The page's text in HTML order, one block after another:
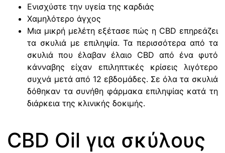
Ενισχύστε την υγεία της καρδιάς
Χαμηλότερο άγχος
Μια μικρή μελέτη εξέτασε πώς η CBD επηρεάζει
τα σκυλιά με επιληψία. Τα περισσότερα από τα
σκυλιά που έλαβαν έλαιο CBD από ένα φυτό
κάνναβης είχαν επιληπτικές κρίσεις λιγότερο
συχνά μετά από 12 εβδομάδες. Σε όλα τα σκυλιά
δόθηκαν τα συνήθη φάρμακα επιληψίας κατά τη
διάρκεια της κλινικής δοκιμής.
CBD Oil για σκύλους